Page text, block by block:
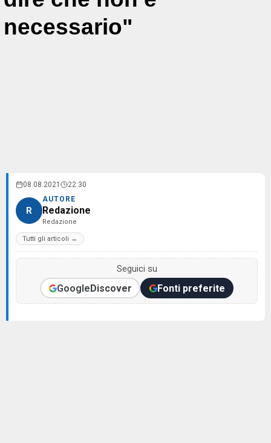
necessario"
08.08.2021 22:30
R
AUTORE
Redazione
Redazione
Tutti gli articoli →
Seguici su
GoogleDiscover Fonti preferite